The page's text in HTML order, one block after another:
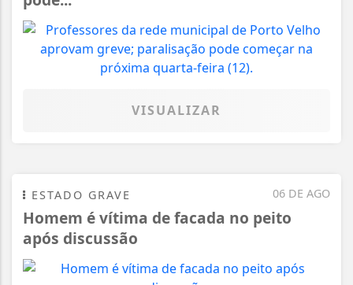
VISUALIZAR
06 DE AGO
ESTADO GRAVE
Homem é vítima de facada no peito
após discussão